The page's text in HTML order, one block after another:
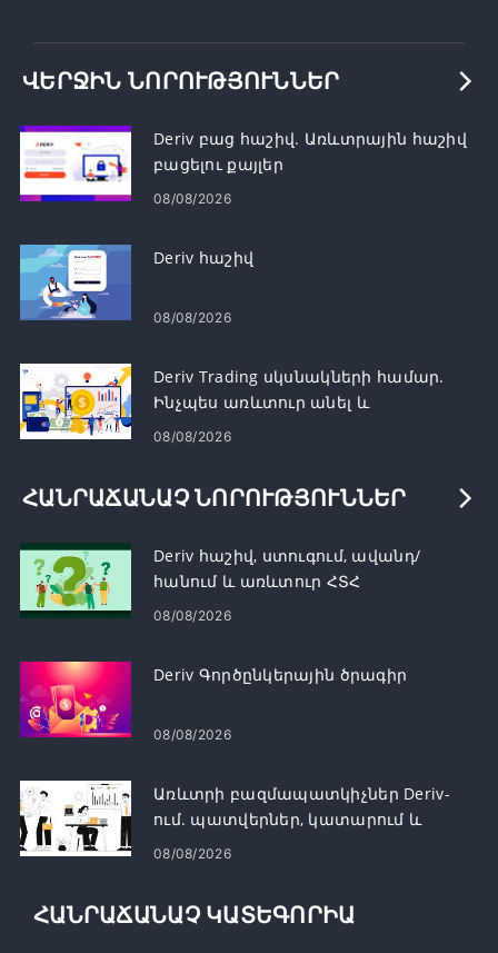
ՎԵՐՋԻՆ ՆՈՐՈՒԹՅՈՒՆՆԵՐ
Deriv բաց հաշիվ. Առևտրային հաշիվ
բացելու քայլեր
08/08/2026
Deriv հաշիվ
08/08/2026
Deriv Trading սկսնակների համար.
Ինչպես առևտուր անել և
կառավարել ռիսկը
08/08/2026
ՀԱՆՐԱՃԱՆԱՉ ՆՈՐՈՒԹՅՈՒՆՆԵՐ
Deriv հաշիվ, ստուգում, ավանդ/
հանում և առևտուր ՀՏՀ
08/08/2026
Deriv Գործընկերային ծրագիր
08/08/2026
Առևտրի բազմապատկիչներ Deriv-
ում. պատվերներ, կատարում և
ռիսկ
08/08/2026
ՀԱՆՐԱՃԱՆԱՉ ԿԱՏԵԳՈՐԻԱ